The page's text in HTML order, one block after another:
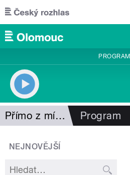
Přejít k hlavnímu obsahu
PROGRAM
Přímo z místa Program
NEJNOVĚJŠÍ